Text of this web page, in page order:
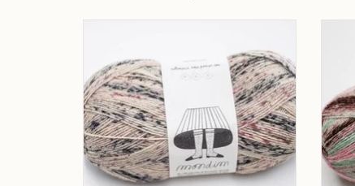
TOEVOEGEN AAN WINKELWAGEN